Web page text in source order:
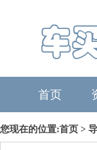
首页
您现在的位置:首页 >